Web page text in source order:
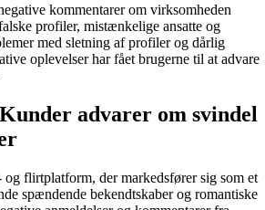
kommentarer om virksomheden
profiler, mistænkelige ansatte og
med sletning af profiler og dårlig
oplevelser har fået brugerne til at advare
advarer om svindel
flirtplatform, der markedsfører sig som et
spændende bekendtskaber og romantiske